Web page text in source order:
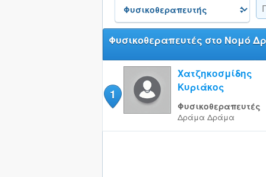
Φυσικοθεραπευτές στο Νομό
1
Χατζηκοσμίδης
Κυριάκος
Φυσικοθεραπευτές
Δράμα Δράμα